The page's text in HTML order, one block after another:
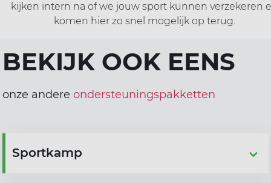
kijken intern na of we jouw sport kunnen verzekeren
komen hier zo snel mogelijk op terug.
BEKIJK OOK EENS
onze andere ondersteuningspakketten
Sportkamp